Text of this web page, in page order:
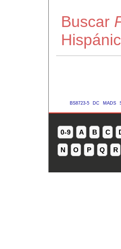
Buscar
BS8723-5 DC MADS
0-9 A B C
N O P Q R